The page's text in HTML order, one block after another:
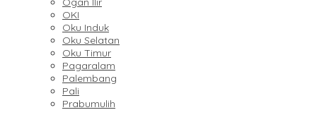
OKI
Oku Induk
Oku Selatan
Oku Timur
Pagaralam
Palembang
Pali
Prabumulih